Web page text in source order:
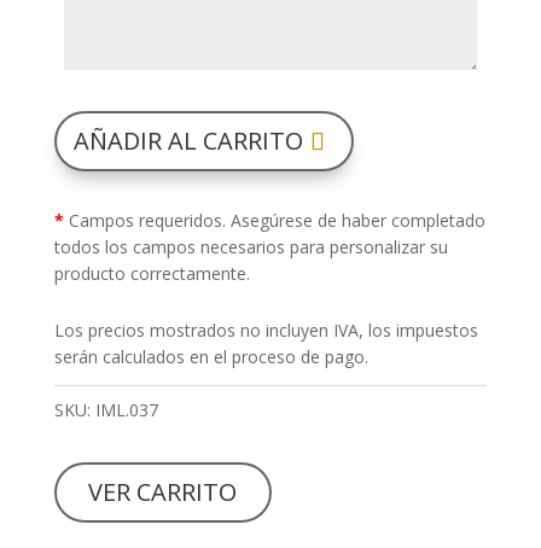
AÑADIR AL CARRITO
* Campos requeridos. Asegúrese de haber completado
todos los campos necesarios para personalizar su
producto correctamente.
Los precios mostrados no incluyen IVA, los impuestos
serán calculados en el proceso de pago.
SKU: IML.037
VER CARRITO